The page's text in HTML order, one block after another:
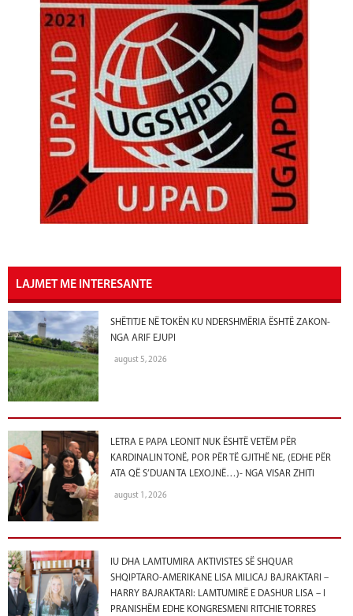
LAJMET ME INTERESANTE
SHËTITJE NË TOKËN KU NDERSHMËRIA ËSHTË ZAKON-
NGA ARIF EJUPI
august 5, 2026
LETRA E PAPA LEONIT NUK ËSHTË VETËM PËR
KARDINALIN TONË, POR PËR TË GJITHË NE, (EDHE PËR
ATA QË S’DUAN TA LEXOJNË…)- NGA VISAR ZHITI
august 1, 2026
IU DHA LAMTUMIRA AKTIVISTES SË SHQUAR
SHQIPTARO-AMERIKANE LISA MILICAJ BAJRAKTARI –
HARRY BAJRAKTARI: LAMTUMIRË E DASHUR LISA – I
PRANISHËM EDHE KONGRESMENI RITCHIE TORRES